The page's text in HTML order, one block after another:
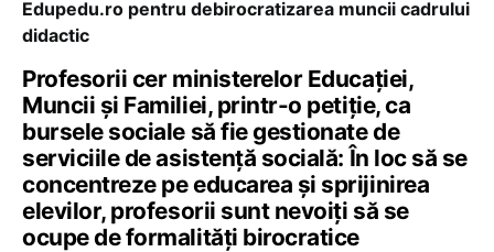
Edupedu.ro pentru debirocratizarea muncii cadrului
didactic
Profesorii cer ministerelor Educației,
Muncii și Familiei, printr-o petiție, ca
bursele sociale să fie gestionate de
serviciile de asistență socială: În loc să se
concentreze pe educarea și sprijinirea
elevilor, profesorii sunt nevoiți să se
ocupe de formalități birocratice